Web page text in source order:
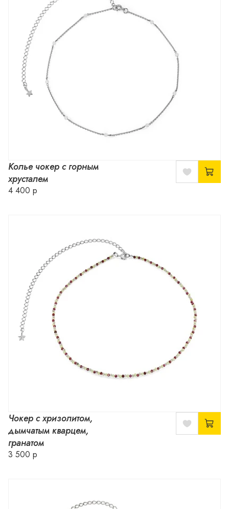
Колье чокер с горным
хрусталем
4 400 р
Чокер с хризолитом,
дымчатым кварцем,
гранатом
3 500 р